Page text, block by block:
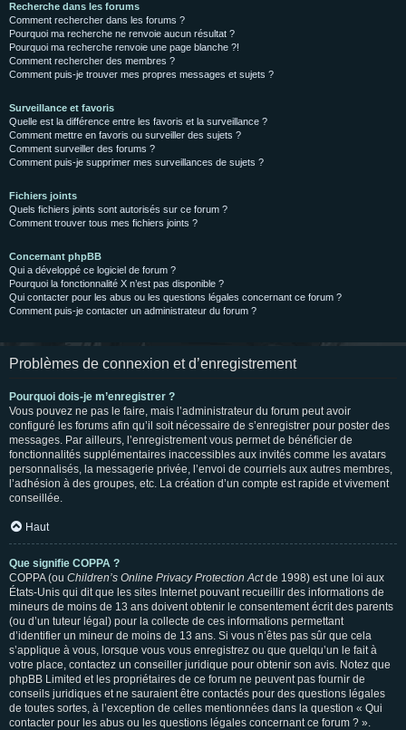
Recherche dans les forums
Comment rechercher dans les forums ?
Pourquoi ma recherche ne renvoie aucun résultat ?
Pourquoi ma recherche renvoie une page blanche ?!
Comment rechercher des membres ?
Comment puis-je trouver mes propres messages et sujets ?
Surveillance et favoris
Quelle est la différence entre les favoris et la surveillance ?
Comment mettre en favoris ou surveiller des sujets ?
Comment surveiller des forums ?
Comment puis-je supprimer mes surveillances de sujets ?
Fichiers joints
Quels fichiers joints sont autorisés sur ce forum ?
Comment trouver tous mes fichiers joints ?
Concernant phpBB
Qui a développé ce logiciel de forum ?
Pourquoi la fonctionnalité X n’est pas disponible ?
Qui contacter pour les abus ou les questions légales concernant ce forum ?
Comment puis-je contacter un administrateur du forum ?
Problèmes de connexion et d’enregistrement
Pourquoi dois-je m’enregistrer ?
Vous pouvez ne pas le faire, mais l’administrateur du forum peut avoir
configuré les forums afin qu’il soit nécessaire de s’enregistrer pour poster des
messages. Par ailleurs, l’enregistrement vous permet de bénéficier de
fonctionnalités supplémentaires inaccessibles aux invités comme les avatars
personnalisés, la messagerie privée, l’envoi de courriels aux autres membres,
l’adhésion à des groupes, etc. La création d’un compte est rapide et vivement
conseillée.
Haut
Que signifie COPPA ?
COPPA (ou Children’s Online Privacy Protection Actde 1998) est une loi aux
États-Unis qui dit que les sites Internet pouvant recueillir des informations de
mineurs de moins de 13 ans doivent obtenir le consentement écrit des parents
(ou d’un tuteur légal) pour la collecte de ces informations permettant
d’identifier un mineur de moins de 13 ans. Si vous n’êtes pas sûr que cela
s’applique à vous, lorsque vous vous enregistrez ou que quelqu’un le fait à
votre place, contactez un conseiller juridique pour obtenir son avis. Notez que
phpBB Limited et les propriétaires de ce forum ne peuvent pas fournir de
conseils juridiques et ne sauraient être contactés pour des questions légales
de toutes sortes, à l’exception de celles mentionnées dans la question « Qui
contacter pour les abus ou les questions légales concernant ce forum ? ».